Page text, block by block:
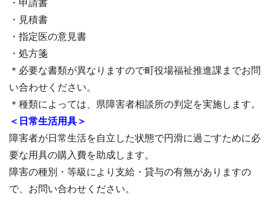
・申請書
・見積書
・指定医の意見書
・処方箋
＊必要な書類が異なりますので町役場福祉推進課までお問
い合わせください。
＊種類によっては、県障害者相談所の判定を実施します。
＜日常生活用具＞
障害者が日常生活を自立した状態で円滑に過ごすために必
要な用具の購入費を助成します。
障害の種別・等級により支給・貸与の有無がありますの
で、お問い合わせください。